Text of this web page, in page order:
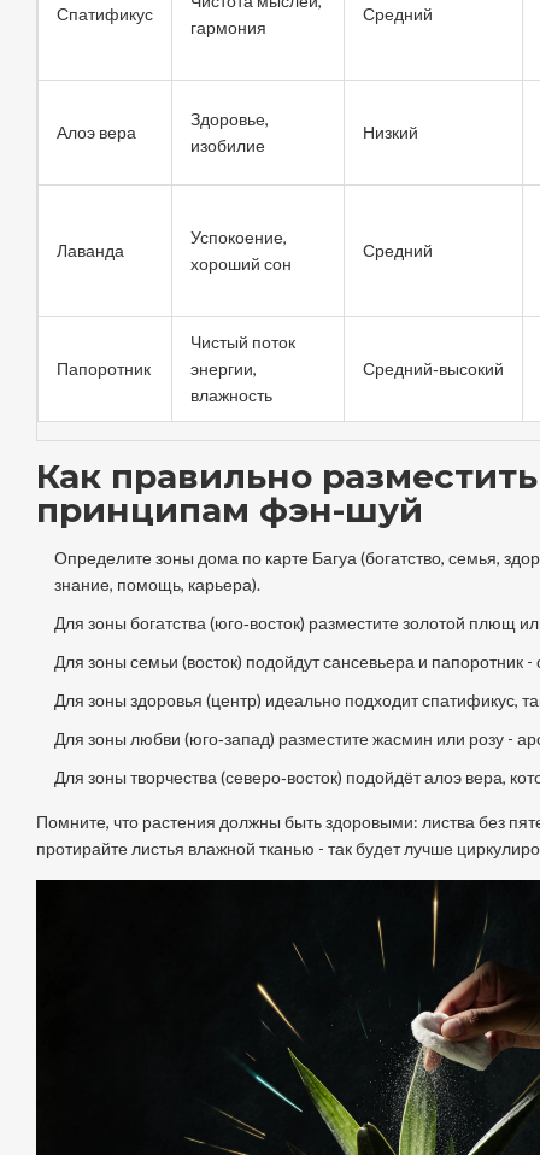
Спатификус
гармония
Средний
Алоэ вера
Здоровье,
изобилие
Низкий
Лаванда
Успокоение,
хороший сон
Средний
Папоротник
Чистый поток
энергии,
влажность
Средний‑высокий
Как правильно
принципам фэн-шуй
Определите зоны дома по карте Багуа (богатство, семья,
знание, помощь, карьера).
Для зоны богатства (юго‑восток) разместите золотой плющ
Для зоны семьи (восток) подойдут сансевьера и папоротник
Для зоны здоровья (центр) идеально подходит спатификус,
Для зоны любви (юго‑запад) разместите жасмин или розу -
Для зоны творчества (северо‑восток) подойдёт алоэ вера,
Помните, что растения должны быть здоровыми: листва без
протирайте листья влажной тканью - так будет лучше